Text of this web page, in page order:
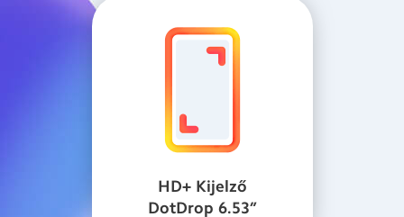
HD+ Kijelző
DotDrop 6.53”